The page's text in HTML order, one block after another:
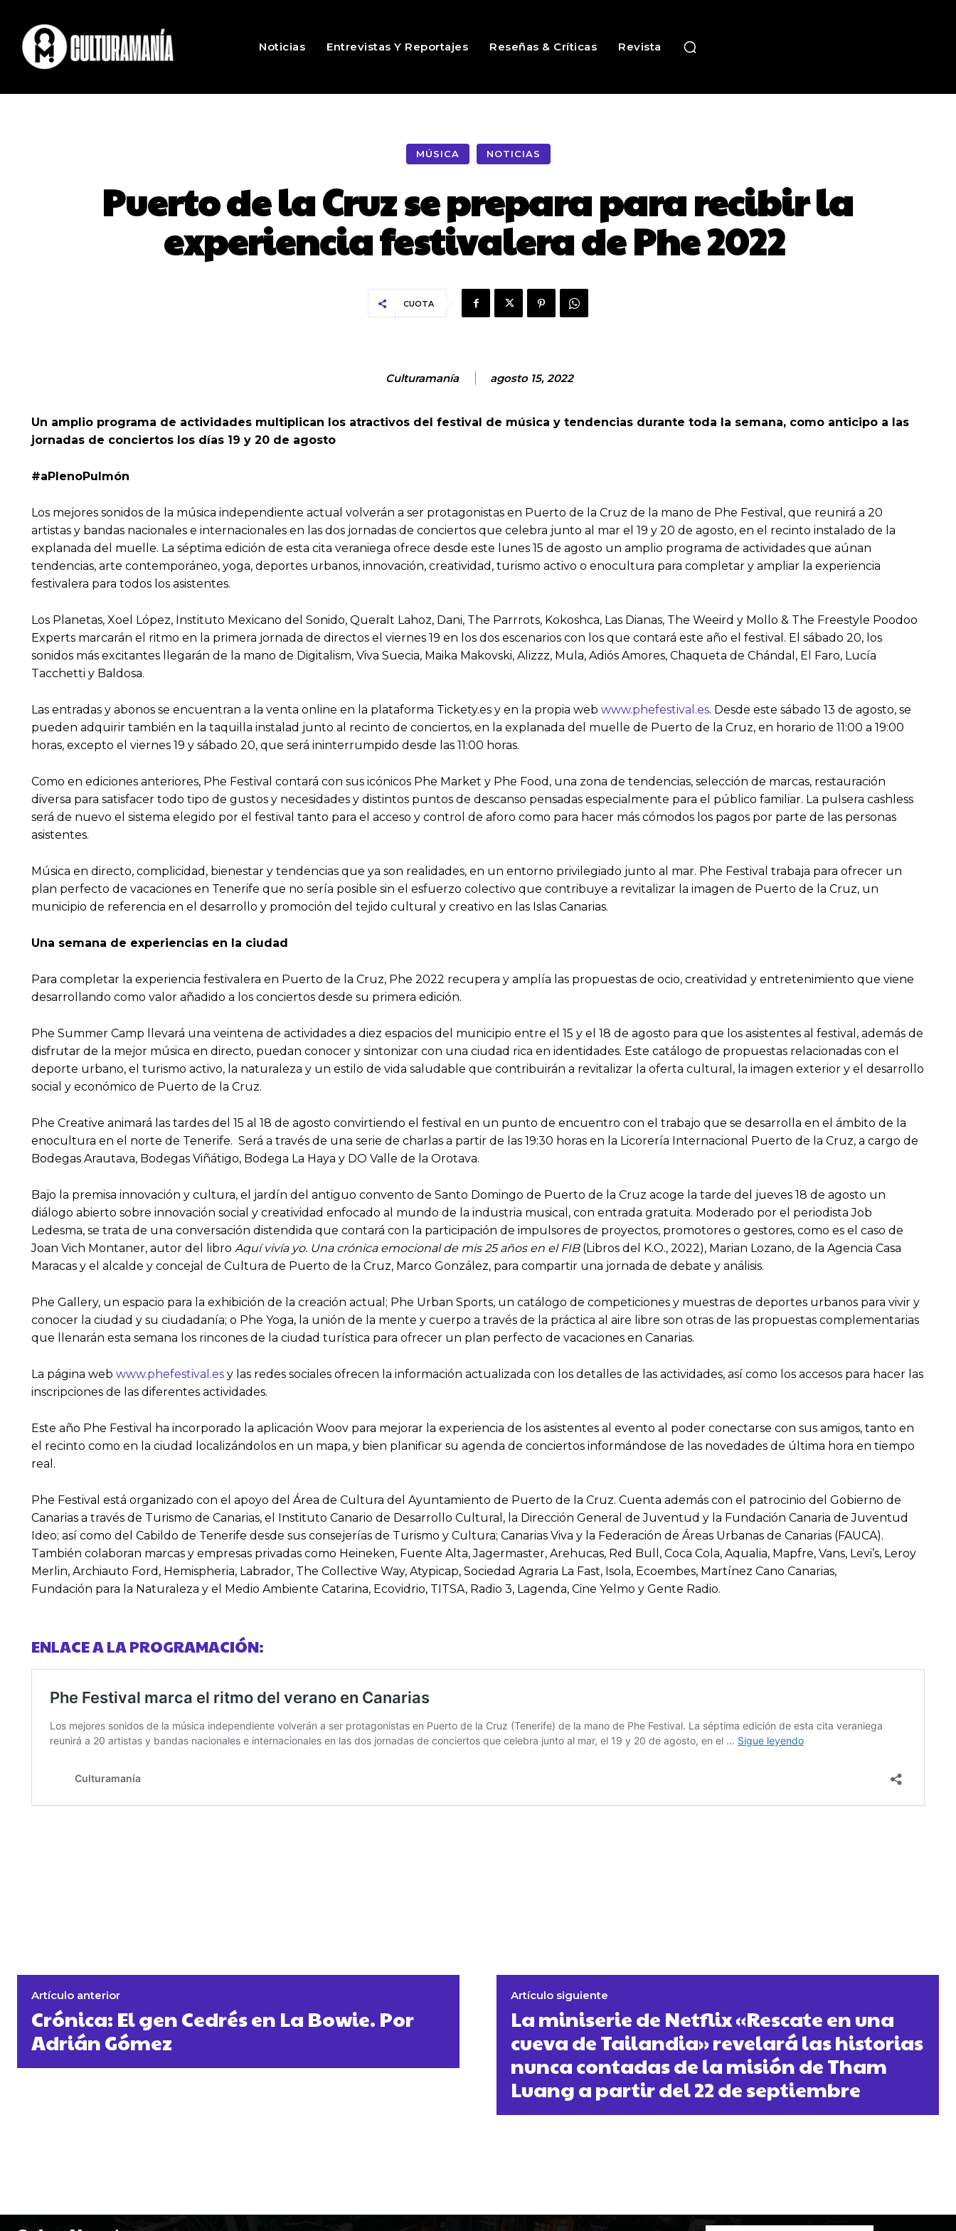
Noticias Entrevistas Y Reportajes Reseñas & Críticas Revista
MÚSICA NOTICIAS
Puerto de la Cruz se prepara para recibir la
experiencia festivalera de Phe 2022
CUOTA
Culturamanía agosto 15, 2022
Un amplio programa de actividades multiplican los atractivos del festival de música y tendencias durante toda la semana, como anticipo a las
jornadas de conciertos los días 19 y 20 de agosto
#aPlenoPulmón
Los mejores sonidos de la música independiente actual volverán a ser protagonistas en Puerto de la Cruz de la mano de Phe Festival, que reunirá a 20
artistas y bandas nacionales e internacionales en las dos jornadas de conciertos que celebra junto al mar el 19 y 20 de agosto, en el recinto instalado de la
explanada del muelle. La séptima edición de esta cita veraniega ofrece desde este lunes 15 de agosto un amplio programa de actividades que aúnan
tendencias, arte contemporáneo, yoga, deportes urbanos, innovación, creatividad, turismo activo o enocultura para completar y ampliar la experiencia
festivalera para todos los asistentes.
Los Planetas, Xoel López, Instituto Mexicano del Sonido, Queralt Lahoz, Dani, The Parrrots, Kokoshca, Las Dianas, The Weeird y Mollo & The Freestyle Poodoo
Experts marcarán el ritmo en la primera jornada de directos el viernes 19 en los dos escenarios con los que contará este año el festival. El sábado 20, los
sonidos más excitantes llegarán de la mano de Digitalism, Viva Suecia, Maika Makovski, Alizzz, Mula, Adiós Amores, Chaqueta de Chándal, El Faro, Lucía
Tacchetti y Baldosa.
Las entradas y abonos se encuentran a la venta online en la plataforma Tickety.es y en la propia web www.phefestival.es. Desde este sábado 13 de agosto, se
pueden adquirir también en la taquilla instalad junto al recinto de conciertos, en la explanada del muelle de Puerto de la Cruz, en horario de 11:00 a 19:00
horas, excepto el viernes 19 y sábado 20, que será ininterrumpido desde las 11:00 horas.
Como en ediciones anteriores, Phe Festival contará con sus icónicos Phe Market y Phe Food, una zona de tendencias, selección de marcas, restauración
diversa para satisfacer todo tipo de gustos y necesidades y distintos puntos de descanso pensadas especialmente para el público familiar. La pulsera cashless
será de nuevo el sistema elegido por el festival tanto para el acceso y control de aforo como para hacer más cómodos los pagos por parte de las personas
asistentes.
Música en directo, complicidad, bienestar y tendencias que ya son realidades, en un entorno privilegiado junto al mar. Phe Festival trabaja para ofrecer un
plan perfecto de vacaciones en Tenerife que no sería posible sin el esfuerzo colectivo que contribuye a revitalizar la imagen de Puerto de la Cruz, un
municipio de referencia en el desarrollo y promoción del tejido cultural y creativo en las Islas Canarias.
Una semana de experiencias en la ciudad
Para completar la experiencia festivalera en Puerto de la Cruz, Phe 2022 recupera y amplía las propuestas de ocio, creatividad y entretenimiento que viene
desarrollando como valor añadido a los conciertos desde su primera edición.
Phe Summer Camp llevará una veintena de actividades a diez espacios del municipio entre el 15 y el 18 de agosto para que los asistentes al festival, además de
disfrutar de la mejor música en directo, puedan conocer y sintonizar con una ciudad rica en identidades. Este catálogo de propuestas relacionadas con el
deporte urbano, el turismo activo, la naturaleza y un estilo de vida saludable que contribuirán a revitalizar la oferta cultural, la imagen exterior y el desarrollo
social y económico de Puerto de la Cruz.
Phe Creative animará las tardes del 15 al 18 de agosto convirtiendo el festival en un punto de encuentro con el trabajo que se desarrolla en el ámbito de la
enocultura en el norte de Tenerife. Será a través de una serie de charlas a partir de las 19:30 horas en la Licorería Internacional Puerto de la Cruz, a cargo de
Bodegas Arautava, Bodegas Viñátigo, Bodega La Haya y DO Valle de la Orotava.
Bajo la premisa innovación y cultura, el jardín del antiguo convento de Santo Domingo de Puerto de la Cruz acoge la tarde del jueves 18 de agosto un
diálogo abierto sobre innovación social y creatividad enfocado al mundo de la industria musical, con entrada gratuita. Moderado por el periodista Job
Ledesma, se trata de una conversación distendida que contará con la participación de impulsores de proyectos, promotores o gestores, como es el caso de
Joan Vich Montaner, autor del libro Aquí vivía yo. Una crónica emocional de mis 25 años en el FIB(Libros del K.O., 2022), Marian Lozano, de la Agencia Casa
Maracas y el alcalde y concejal de Cultura de Puerto de la Cruz, Marco González, para compartir una jornada de debate y análisis.
Phe Gallery, un espacio para la exhibición de la creación actual; Phe Urban Sports, un catálogo de competiciones y muestras de deportes urbanos para vivir y
conocer la ciudad y su ciudadanía; o Phe Yoga, la unión de la mente y cuerpo a través de la práctica al aire libre son otras de las propuestas complementarias
que llenarán esta semana los rincones de la ciudad turística para ofrecer un plan perfecto de vacaciones en Canarias.
La página web www.phefestival.es y las redes sociales ofrecen la información actualizada con los detalles de las actividades, así como los accesos para hacer las
inscripciones de las diferentes actividades.
Este año Phe Festival ha incorporado la aplicación Woov para mejorar la experiencia de los asistentes al evento al poder conectarse con sus amigos, tanto en
el recinto como en la ciudad localizándolos en un mapa, y bien planificar su agenda de conciertos informándose de las novedades de última hora en tiempo
real.
Phe Festival está organizado con el apoyo del Área de Cultura del Ayuntamiento de Puerto de la Cruz. Cuenta además con el patrocinio del Gobierno de
Canarias a través de Turismo de Canarias, el Instituto Canario de Desarrollo Cultural, la Dirección General de Juventud y la Fundación Canaria de Juventud
Ideo; así como del Cabildo de Tenerife desde sus consejerías de Turismo y Cultura; Canarias Viva y la Federación de Áreas Urbanas de Canarias (FAUCA).
También colaboran marcas y empresas privadas como Heineken, Fuente Alta, Jagermaster, Arehucas, Red Bull, Coca Cola, Aqualia, Mapfre, Vans, Levi’s, Leroy
Merlin, Archiauto Ford, Hemispheria, Labrador, The Collective Way, Atypicap, Sociedad Agraria La Fast, Isola, Ecoembes, Martínez Cano Canarias,
Fundación para la Naturaleza y el Medio Ambiente Catarina, Ecovidrio, TITSA, Radio 3, Lagenda, Cine Yelmo y Gente Radio.
ENLACE A LA PROGRAMACIÓN:
Artículo anterior
Crónica: El gen Cedrés en La Bowie. Por
Adrián Gómez
Artículo siguiente
La miniserie de Netflix «Rescate en una
cueva de Tailandia» revelará las historias
nunca contadas de la misión de Tham
Luang a partir del 22 de septiembre